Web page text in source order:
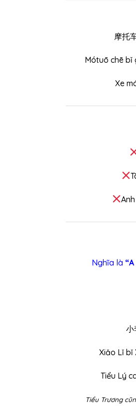
摩托
Mótuō chē bǐ
Xe
Nghĩa là
小
Xiǎo Lǐ bǐ
Tiểu Lý
Tiểu Trương